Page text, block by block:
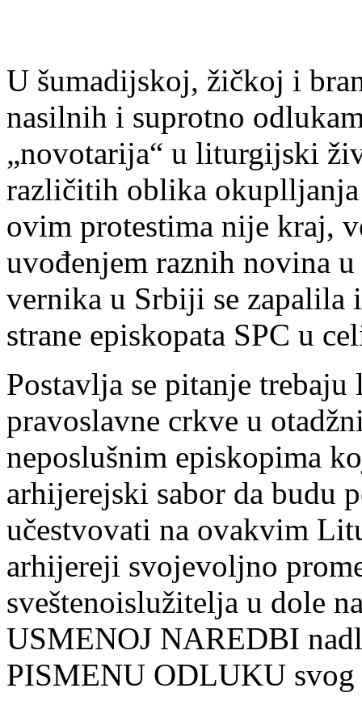
U šumadijskoj, žičkoj i
nasilnih i suprotno
„novotarija“ u liturgijski
različitih oblika
ovim protestima nije kraj,
uvođenjem raznih novina
vernika u Srbiji se zapalila
strane episkopata SPC u
Postavlja se pitanje
pravoslavne crkve u
neposlušnim episkopima
arhijerejski sabor da budu
učestvovati na ovakvim
arhijereji svojevoljno
sveštenoislužitelja u dole
USMENOJ NAREDBI
PISMENU ODLUKU svog